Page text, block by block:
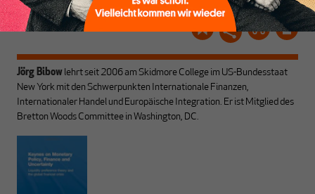
Jörg Bibow lehrt seit 2006 am Skidmore College im US-Bundesstaat
New York mit den Schwerpunkten Internationale Finanzen,
Internationaler Handel und Europäische Integration. Er ist Mitglied des
Bretton Woods Committee in Washington, DC.